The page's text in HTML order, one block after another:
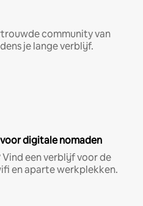
community van
je lange verblijf.
digitale nomaden
Vind een verblijf voor de
en aparte werkplekken.